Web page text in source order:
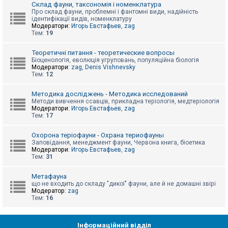
т
р
а
б
е
д
п
о
е
й
А
Склад фауни, таксономія і номенклатура
Про склад фауни, проблемні і фантомні види, надійність
ідентифікації видів, номенклатуру
Модератори: Игорь Евстафьев, zag
Тем: 19
Теоретичні питання - теоретические вопросы
Біоценологія, еволюція угруповань, популяційна біологія
Модератори: zag, Denis Vishnevsky
Тем: 12
Методика досліджень - Методика исследований
Методи вивчення ссавців, прикладна теріологія, медтеріологія
Модератори: Игорь Евстафьев, zag
Тем: 17
Охорона теріофауни - Охрана териофауны
Заповідання, менеджмент фауни, Червона книга, біоетика
Модератори: Игорь Евстафьев, zag
Тем: 31
Метафауна
що не входить до складу "дикої" фауни, але й не домашні звірі
Модератор: zag
Тем: 16
Інформаційний відділ